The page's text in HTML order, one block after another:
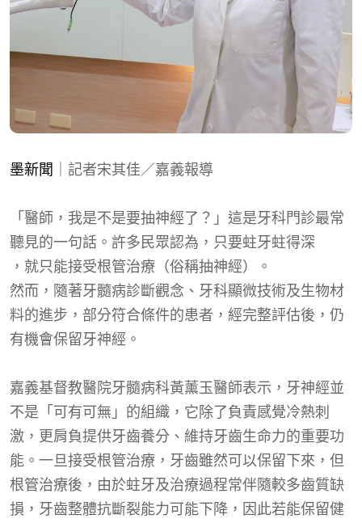
墨新聞 ｜記者宋其佳／嘉義報導
「醫師，我是不是要抽神經了？」這是牙科門診最常
聽見的一句話。許多民眾認為，只要蛀牙蛀得深
， 就只能接受根管治療（俗稱抽神經）。
然而，隨著牙髓病診斷觀念、牙科顯微技術及生物材
料的進步，部分符合條件的患者，經完整評估後，仍
有機會保留牙神經。
嘉義基督教醫院牙髓病科黃薰玉醫師表示，牙神經並
不是「可有可無」的組織，它除了負責感覺冷熱刺
激，更肩負提供牙齒養分、維持牙齒生命力的重要功
能。一旦接受根管治療，牙齒雖然可以保留下來，但
根管治療後，由於蛀牙及治療過程常伴隨較多齒質缺
損，牙齒整體抗斷裂能力可能下降，因此若能保留健